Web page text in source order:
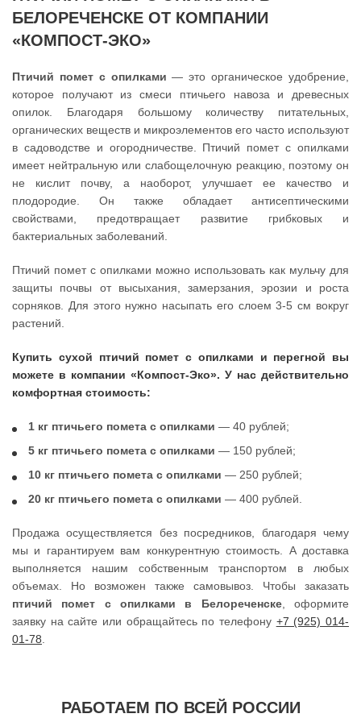
БЕЛОРЕЧЕНСКЕ ОТ КОМПАНИИ
«КОМПОСТ-ЭКО»
Птичий помет с опилками — это органическое удобрение,
которое получают из смеси птичьего навоза и древесных
опилок. Благодаря большому количеству питательных,
органических веществ и микроэлементов его часто используют
в садоводстве и огородничестве. Птичий помет с опилками
имеет нейтральную или слабощелочную реакцию, поэтому он
не кислит почву, а наоборот, улучшает ее качество и
плодородие. Он также обладает антисептическими
свойствами, предотвращает развитие грибковых и
бактериальных заболеваний.
Птичий помет с опилками можно использовать как мульчу для
защиты почвы от высыхания, замерзания, эрозии и роста
сорняков. Для этого нужно насыпать его слоем 3-5 см вокруг
растений.
Купить сухой птичий помет с опилками и перегной вы
можете в компании «Компост-Эко». У нас действительно
комфортная стоимость:
1 кг птичьего помета с опилками — 40 рублей;
5 кг птичьего помета с опилками — 150 рублей;
10 кг птичьего помета с опилками — 250 рублей;
20 кг птичьего помета с опилками — 400 рублей.
Продажа осуществляется без посредников, благодаря чему
мы и гарантируем вам конкурентную стоимость. А доставка
выполняется нашим собственным транспортом в любых
объемах. Но возможен также самовывоз. Чтобы заказать
птичий помет с опилками в Белореченске, оформите
заявку на сайте или обращайтесь по телефону +7 (925) 014-
01-78
РАБОТАЕМ ПО ВСЕЙ РОССИИ